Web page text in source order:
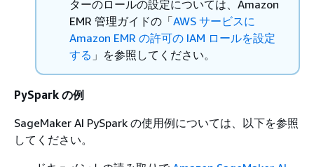
ターのロールの設定については、Amazon
EMR 管理ガイドの「AWS サービスに
Amazon EMR の許可の IAM ロールを設定
する 」を参照してください。
PySpark の例
SageMaker AI PySpark の使用例については、以下を参照
してください。